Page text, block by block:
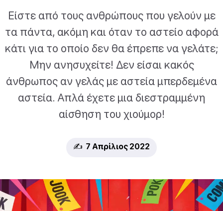
Είστε από τους ανθρώπους που γελούν με
τα πάντα, ακόμη και όταν το αστείο αφορά
κάτι για το οποίο δεν θα έπρεπε να γελάτε;
Μην ανησυχείτε! Δεν είσαι κακός
άνθρωπος αν γελάς με αστεία μπερδεμένα
αστεία. Απλά έχετε μια διεστραμμένη
αίσθηση του χιούμορ!
✍️ 7 Απρίλιος 2022